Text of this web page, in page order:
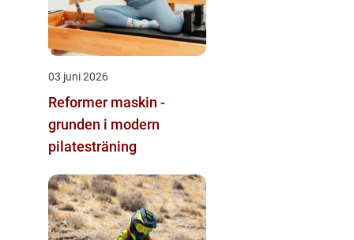
03 juni 2026
Reformer maskin -
grunden i modern
pilatesträning